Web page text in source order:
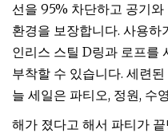
선을 95% 차단하고 공기
환경을 보장합니다. 사용하
인리스 스틸 D링과 로프를
부착할 수 있습니다. 세련
늘 세일은 파티오, 정원, 수
해가 졌다고 해서 파티가